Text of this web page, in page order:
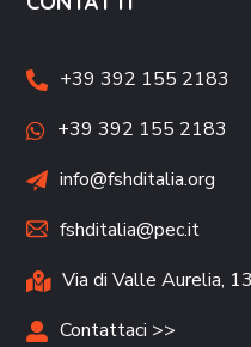
+39 392 155 2183
+39 392 155 2183
info@fshditalia.org
fshditalia@pec.it
Via di Valle Aurelia,
Contattaci >>